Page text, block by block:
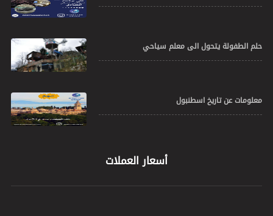
حلم الطفولة يتحول الى معلم سياحي
معلومات عن تاريخ اسطنبول
أسعار العملات